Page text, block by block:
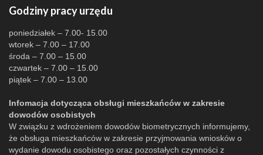
Godziny pracy urzędu
poniedziałek – 7.00- 15.00
wtorek – 7.00 – 17.00
środa – 7.00 – 15.00
czwartek – 7.00 – 15.00
piątek – 7.00 – 13.00
Infomacja dotycząca obsługi mieszkańców w zakresie
dowodów osobistych
W związku z wdrożeniem dowodów biometrycznych informujemy,
że obsługa mieszkańców w zakresie przyjmowania wniosków o
wydanie dowodu osobistego oraz pozostałych czynności z